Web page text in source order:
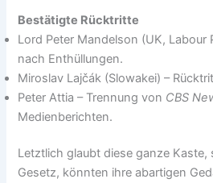
Bestätigte Rücktritte
Lord Peter Mandelson (UK, Labour
nach Enthüllungen.
Miroslav Lajčák (Slowakei) –
Peter Attia – Trennung von CBS
Medienberichten.
Letztlich glaubt diese ganze Kaste,
Gesetz, könnten ihre abartigen